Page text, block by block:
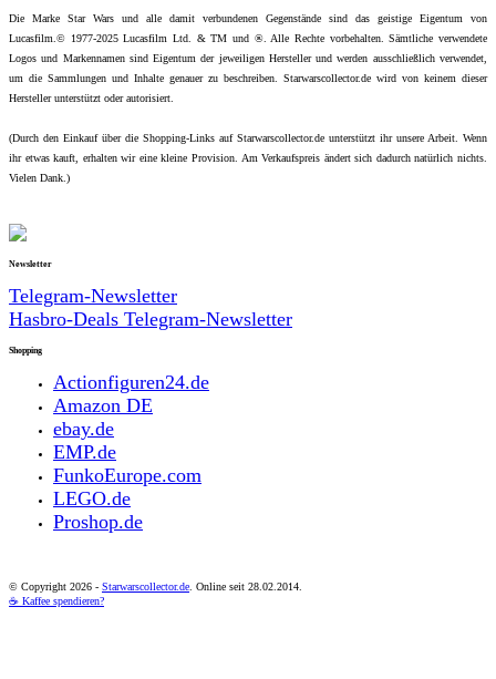
Die Marke Star Wars und alle damit verbundenen Gegenstände sind das geistige Eigentum von
Lucasfilm.© 1977-2025 Lucasfilm Ltd. & TM und ®. Alle Rechte vorbehalten. Sämtliche verwendete
Logos und Markennamen sind Eigentum der jeweiligen Hersteller und werden ausschließlich verwendet,
um die Sammlungen und Inhalte genauer zu beschreiben. Starwarscollector.de wird von keinem dieser
Hersteller unterstützt oder autorisiert.
(Durch den Einkauf über die Shopping-Links auf Starwarscollector.de unterstützt ihr unsere Arbeit. Wenn
ihr etwas kauft, erhalten wir eine kleine Provision. Am Verkaufspreis ändert sich dadurch natürlich nichts.
Vielen Dank.)
Newsletter
Telegram-Newsletter
Hasbro-Deals Telegram-Newsletter
Shopping
Actionfiguren24.de
Amazon DE
ebay.de
EMP.de
FunkoEurope.com
LEGO.de
Proshop.de
© Copyright 2026 - Starwarscollector.de. Online seit 28.02.2014.
☕ Kaffee spendieren?